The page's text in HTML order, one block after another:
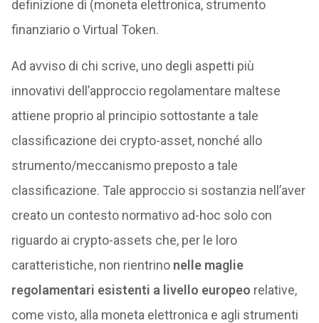
definizione di (moneta elettronica, strumento
finanziario o Virtual Token.
Ad avviso di chi scrive, uno degli aspetti più
innovativi dell’approccio regolamentare maltese
attiene proprio al principio sottostante a tale
classificazione dei crypto-asset, nonché allo
strumento/meccanismo preposto a tale
classificazione. Tale approccio si sostanzia nell’aver
creato un contesto normativo ad-hoc solo con
riguardo ai crypto-assets che, per le loro
caratteristiche, non rientrinonelle maglie
regolamentari esistenti a livello europeo relative,
come visto, alla moneta elettronica e agli strumenti